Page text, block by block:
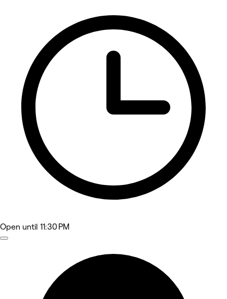
Open until 11:30 PM